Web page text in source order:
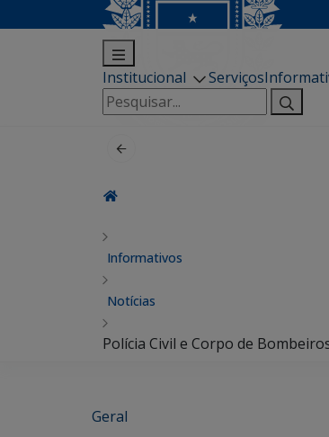
Institucional Serviços
Pesquisar
por:
Informativos
Notícias
Polícia Civil e Corpo de
Geral